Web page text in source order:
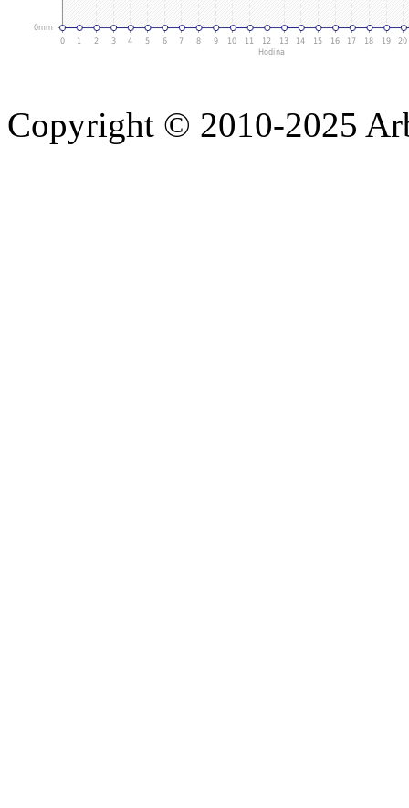
Copyright © 2010-2025